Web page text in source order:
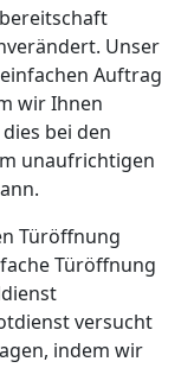
Unser
Auftrag
wir Ihnen
bei den
unaufrichtigen
Türöffnung
Türöffnung
versucht
indem wir